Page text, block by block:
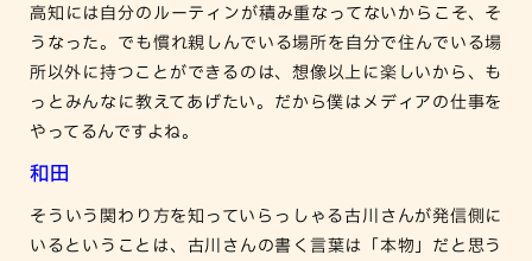
高知には自分のルーティンが積み重なってないからこそ、そ
うなった。でも慣れ親しんでいる場所を自分で住んでいる場
所以外に持つことができるのは、想像以上に楽しいから、も
っとみんなに教えてあげたい。だから僕はメディアの仕事を
やってるんですよね。
和田
そういう関わり方を知っていらっしゃる古川さんが発信側に
いるということは、古川さんの書く言葉は「本物」だと思う